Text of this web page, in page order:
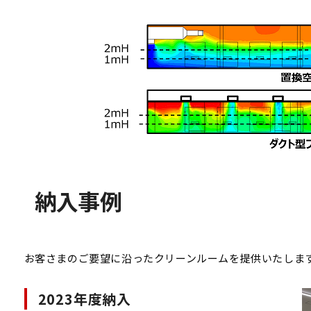
納入事例
お客さまのご要望に沿ったクリーンルームを提供いたしま
2023年度納入